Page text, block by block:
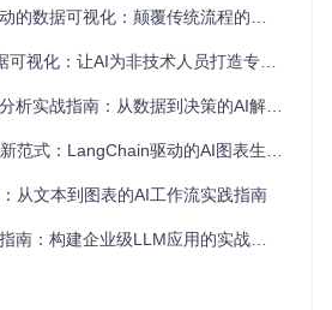
定语法/函
自然语言指令驱动
参数反复
一次指令生成多种方案
能操作
程
的PromptTemplate组件就像给AI数
据可视化：颠覆传统流程的智能解决方案
：让AI为非技术人员打造专业图表的实战指南
实战指南：从数据到决策的AI解决方案
式：LangChain驱动的AI图表生成技术
从文本到图表的AI工作流实践指南
：构建企业级LLM应用的实战路径